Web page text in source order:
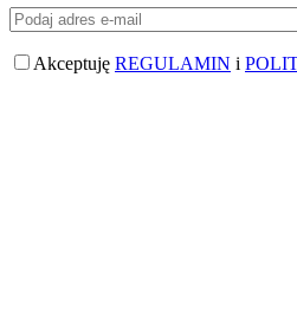
Akceptuję REGULAMIN i